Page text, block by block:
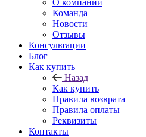
О компании
Команда
Новости
Отзывы
Консультации
Блог
Как купить
Назад
Как купить
Правила возврата
Правила оплаты
Реквизиты
Контакты